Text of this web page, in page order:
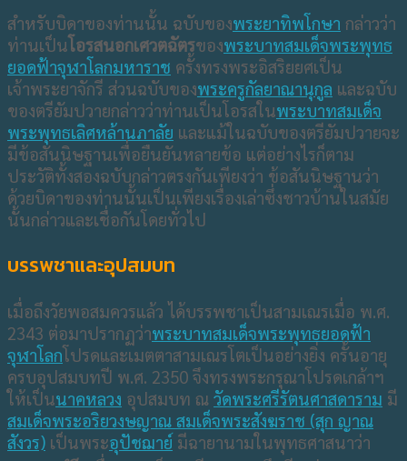
สำหรับบิดาของท่านนั้น ฉบับของพระยาทิพโกษา กล่าวว่า
ท่านเป็นโอรสนอกเศวตฉัตรของพระบาทสมเด็จพระพุทธ
ยอดฟ้าจุฬาโลกมหาราช ครั้งทรงพระอิสริยยศเป็น
เจ้าพระยาจักรี ส่วนฉบับของพระครูกัลยาณานุกูล และฉบับ
ของตรียัมปวายกล่าวว่าท่านเป็นโอรสในพระบาทสมเด็จ
พระพุทธเลิศหล้านภาลัย และแม้ในฉบับของตรียัมปวายจะ
มีข้อสันนิษฐานเพื่อยืนยันหลายข้อ แต่อย่างไรก็ตาม
ประวัติทั้งสองฉบับกล่าวตรงกันเพียงว่า ข้อสันนิษฐานว่า
ด้วยบิดาของท่านนั้นเป็นเพียงเรื่องเล่าซึ่งชาวบ้านในสมัย
นั้นกล่าวและเชื่อกันโดยทั่วไป
บรรพชาและอุปสมบท
เมื่อถึงวัยพอสมควรแล้ว ได้บรรพชาเป็นสามเณรเมื่อ พ.ศ.
2343 ต่อมาปรากฏว่าพระบาทสมเด็จพระพุทธยอดฟ้า
จุฬาโลกโปรดและเมตตาสามเณรโตเป็นอย่างยิ่ง ครั้นอายุ
ครบอุปสมบทปี พ.ศ. 2350 จึงทรงพระกรุณาโปรดเกล้าฯ
ให้เป็นนาคหลวง อุปสมบท ณ วัดพระศรีรัตนศาสดาราม มี
สมเด็จพระอริยวงษญาณ สมเด็จพระสังฆราช (สุก ญาณ
สังวร) เป็นพระอุปัชฌาย์ มีฉายานามในพุทธศาสนาว่า